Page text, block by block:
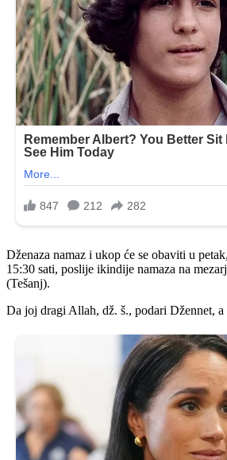
Dženaza namaz i ukop će se obaviti u
15:30 sati, poslije ikindije namaza na
(Tešanj).
Da joj dragi Allah, dž. š., podari Džennet, a